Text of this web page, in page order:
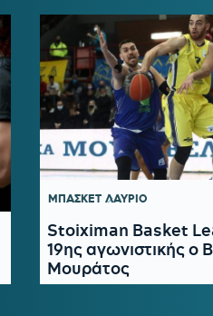
ΜΠΑΣΚΕΤ ΛΑΥΡΙΟ
Stoiximan Basket
19ης αγωνιστικής ο
Μουράτος